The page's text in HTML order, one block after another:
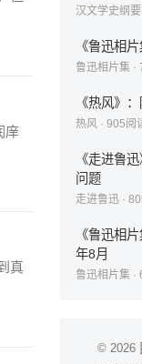
庠
真
汉文学史纲要
《鲁迅相
鲁迅相片集 ·
《热风》
热风 · 905阅
《走进鲁
问题
走进鲁迅 ·
《鲁迅相
年8月
鲁迅相片集 ·
© 2026